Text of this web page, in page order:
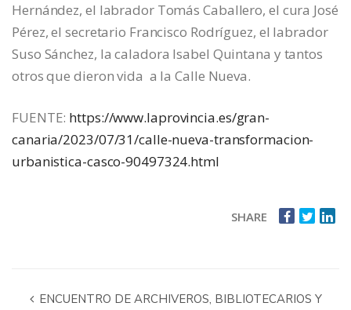
Hernández, el labrador Tomás Caballero, el cura José
Pérez, el secretario Francisco Rodríguez, el labrador
Suso Sánchez, la caladora Isabel Quintana y tantos
otros que dieron vida a la Calle Nueva.
FUENTE: https://www.laprovincia.es/gran-
canaria/2023/07/31/calle-nueva-transformacion-
urbanistica-casco-90497324.html
SHARE
ENCUENTRO DE ARCHIVEROS, BIBLIOTECARIOS Y